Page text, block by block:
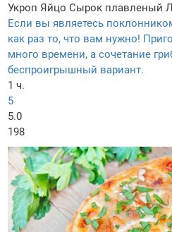
Укроп Яйцо Сырок плавленый
Если вы являетесь
как раз то, что вам нужно!
много времени, а сочетание
беспроигрышный вариант.
1 ч.
5
5.0
198